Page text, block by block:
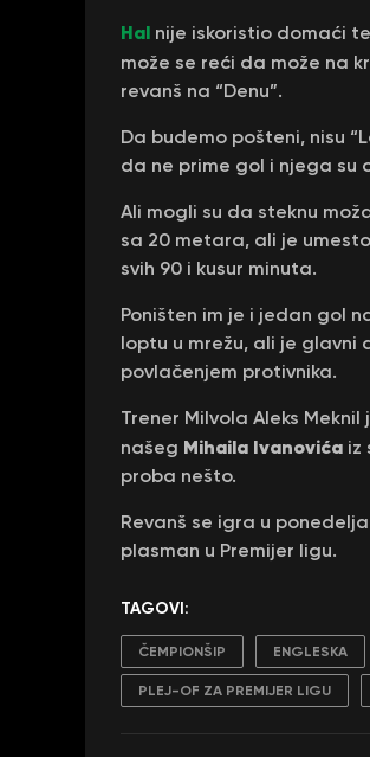
Hal nije iskoristio domaći
može se reći da može na
revanš na “Denu”.
Da budemo pošteni, nisu
da ne prime gol i njega su
Ali mogli su da steknu
sa 20 metara, ali je
svih 90 i kusur minuta.
Poništen im je i jedan gol
loptu u mrežu, ali je
povlačenjem protivnika.
Trener Milvola Aleks
našeg Mihaila Ivanovića iz
proba nešto.
Revanš se igra u
plasman u Premijer ligu.
TAGOVI:
ČEMPIONŠIP ENGLESKA
PLEJ-OF ZA PREMIJER LIGU